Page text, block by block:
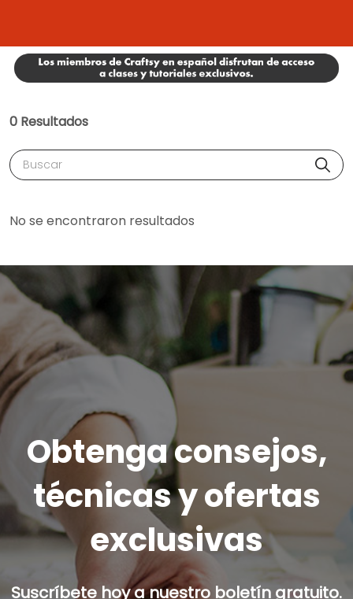
0 Resultados
Buscar
No se encontraron resultados
Obtenga consejos,
técnicas y ofertas
exclusivas
Suscríbete hoy a nuestro boletín gratuito.